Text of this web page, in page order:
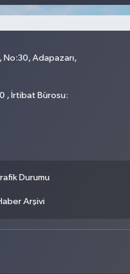
No:30, Adapazarı,
, İrtibat Bürosu:
Durumu
Arşivi